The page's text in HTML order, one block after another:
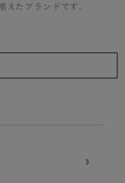
たブランドです。
れます。
調整しておりますが、
面シール等）により
›